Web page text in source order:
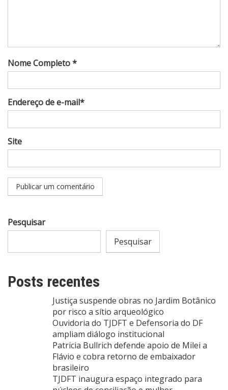
Nome Completo *
Endereço de e-mail*
Site
Pesquisar
Pesquisar
Posts recentes
Justiça suspende obras no Jardim Botânico
por risco a sítio arqueológico
Ouvidoria do TJDFT e Defensoria do DF
ampliam diálogo institucional
Patricia Bullrich defende apoio de Milei a
Flávio e cobra retorno de embaixador
brasileiro
TJDFT inaugura espaço integrado para